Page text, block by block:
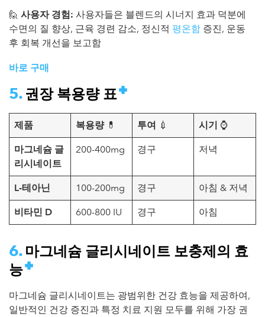
🙋 사용자 경험: 사용자들은 블렌드의 시너지 효과 덕분에
수면의 질 향상, 근육 경련 감소, 정신적 평온함 증진, 운동
후 회복 개선을 보고함
바로 구매
권장 복용량 표
제품 복용량💊 투여 💉 시기 ⌚
마그네슘 글
리시네이트
200-400mg 경구 저녁
L-테아닌 100-200mg 경구 아침 & 저녁
비타민 D 600-800 IU 경구 아침
마그네슘 글리시네이트 보충제의 효
능
마그네슘 글리시네이트는 광범위한 건강 효능을 제공하여,
일반적인 건강 증진과 특정 치료 지원 모두를 위해 가장 권